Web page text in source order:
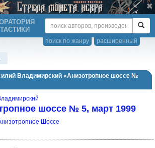
расширенный
поиск по жанру
Владимирский «Анизотропное шоссе №
шоссе № 5, март 1999
Шоссе